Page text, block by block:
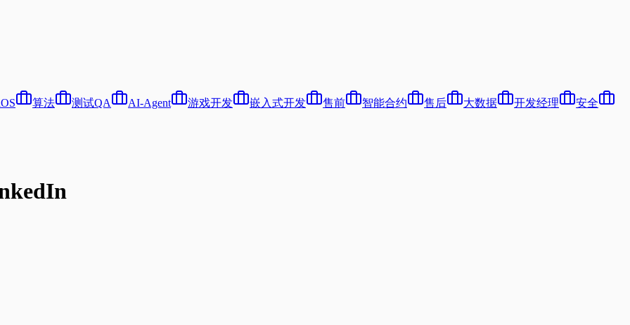
算法 测试QA AI-Agent 游戏开发 嵌入式开发 售前 智能合约 售后 大数据 开发经理 安全